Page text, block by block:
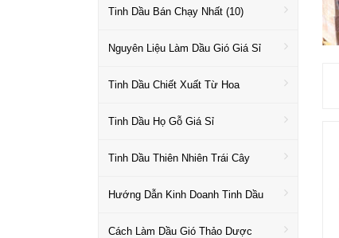
Tinh Dầu Bán Chạy Nhất (10)
Nguyên Liệu Làm Dầu Gió Giá Sỉ
Tinh Dầu Chiết Xuất Từ Hoa
Tinh Dầu Họ Gỗ Giá Sỉ
Tinh Dầu Thiên Nhiên Trái Cây
Hướng Dẫn Kinh Doanh Tinh Dầu
Cách Làm Dầu Gió Thảo Dược